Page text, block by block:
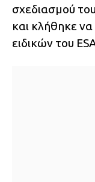
σχεδιασμού
και κλήθηκε
ειδικών του